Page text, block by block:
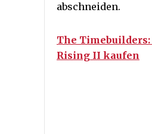
abschneiden.
The
Rising II kaufen